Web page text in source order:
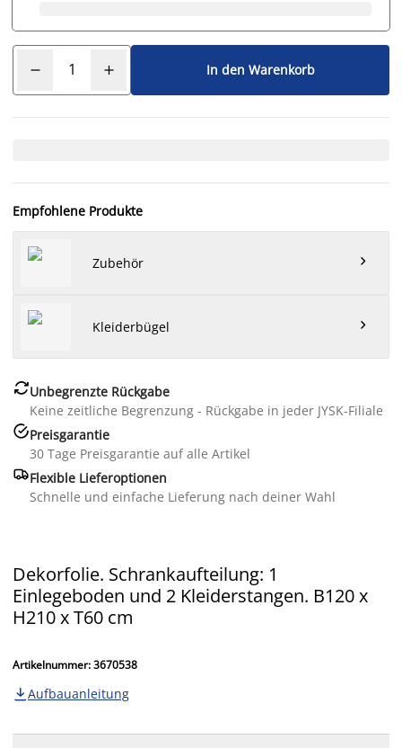
In den Warenkorb
Empfohlene Produkte
Zubehör 
Kleiderbügel 
Unbegrenzte Rückgabe
Keine zeitliche Begrenzung - Rückgabe in jeder JYSK-Filiale
Preisgarantie
30 Tage Preisgarantie auf alle Artikel
Flexible Lieferoptionen
Schnelle und einfache Lieferung nach deiner Wahl
Dekorfolie. Schrankaufteilung: 1
Einlegeboden und 2 Kleiderstangen. B120 x
H210 x T60 cm
Artikelnummer: 3670538
 Aufbauanleitung